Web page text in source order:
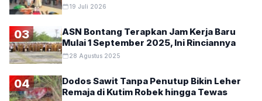
19 Juli 2026
03
ASN Bontang Terapkan Jam Kerja Baru
Mulai 1 September 2025, Ini Rinciannya
28 Agustus 2025
04
Dodos Sawit Tanpa Penutup Bikin Leher
Remaja di Kutim Robek hingga Tewas